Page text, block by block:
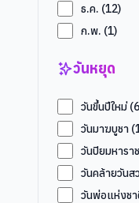
ธ.ค. (12)
ก.พ. (1)
วันหยุด
วันขึ้นปีใหม่(6
วันมาฆบูชา (
วันปิยมหาราช
วันคล้ายวันส
วันพ่อแห่งช